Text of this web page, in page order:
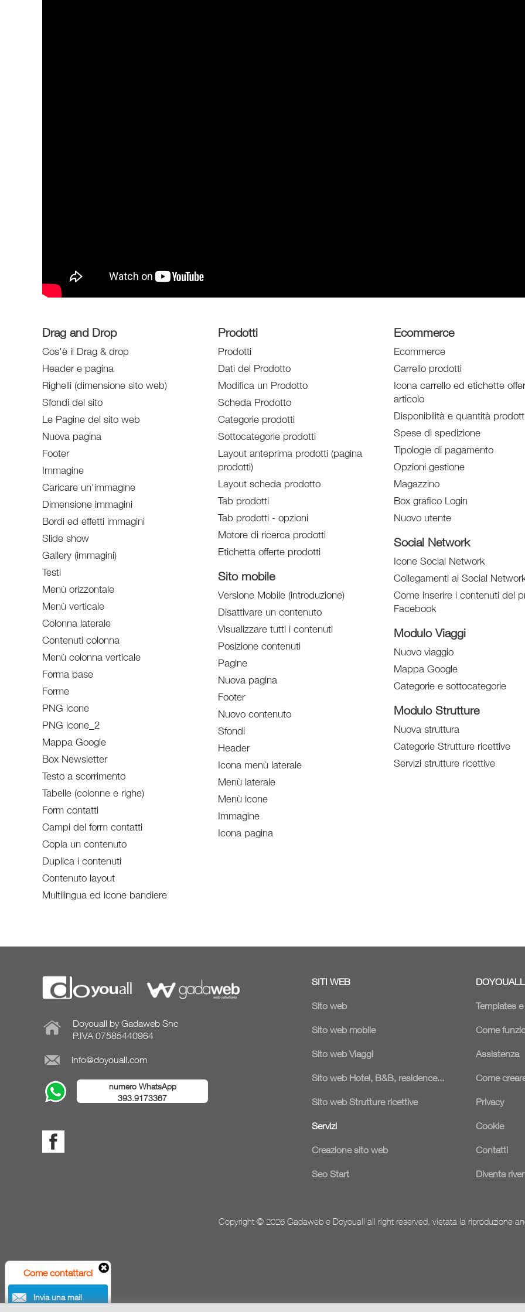
Come contattarci
Invia una mail
Drag and Drop
Cos'è il Drag & drop
Header e pagina
Righelli (dimensione sito web)
Sfondi del sito
Le Pagine del sito web
Nuova pagina
Footer
Immagine
Caricare un'immagine
Dimensione immagini
Bordi ed effetti immagini
Slide show
Gallery (immagini)
Testi
Menù orizzontale
Menù verticale
Colonna laterale
Contenuti colonna
Menù colonna verticale
Forma base
Forme
PNG icone
PNG icone_2
Mappa Google
Box Newsletter
Testo a scorrimento
Tabelle (colonne e righe)
Form contatti
Campi del form contatti
Copia un contenuto
Duplica i contenuti
Contenuto layout
Multilingua ed icone bandiere
Prodotti
Prodotti
Dati del Prodotto
Modifica un Prodotto
Scheda Prodotto
Categorie prodotti
Sottocategorie prodotti
Layout anteprima prodotti (pagina
prodotti)
Layout scheda prodotto
Tab prodotti
Tab prodotti - opzioni
Motore di ricerca prodotti
Etichetta offerte prodotti
Sito mobile
Versione Mobile (introduzione)
Disattivare un contenuto
Visualizzare tutti i contenuti
Posizione contenuti
Pagine
Nuova pagina
Footer
Nuovo contenuto
Sfondi
Header
Icona menù laterale
Menù laterale
Menù icone
Immagine
Icona pagina
Ecommerce
Ecommerce
Carrello prodotti
Icona carrello ed etichette
articolo
Disponibilità e quantità
Spese di spedizione
Tipologie di pagamento
Opzioni gestione
Magazzino
Box grafico Login
Nuovo utente
Social Network
Icone Social Network
Collegamenti ai Social
Come inserire i contenuti del
Facebook
Modulo Viaggi
Nuovo viaggio
Mappa Google
Categorie e sottocategorie
Modulo Strutture
Nuova struttura
Categorie Strutture ricettive
Servizi strutture ricettive
Doyouall by Gadaweb Snc
P.IVA 07585440964
info@doyouall.com
numero WhatsApp
393.9173367
SITI WEB
Sito web
Sito web mobile
Sito web Viaggi
Sito web Hotel, B&B, residence...
Sito web Strutture ricettive
Servizi
Creazione sito web
Seo Start
DOYOUALL
Templates
Come
Assistenza
Come
Privacy
Cookie
Contatti
Diventa
Copyright © 2026 Gadaweb e Doyouall all right reserved, vietata la riproduzione